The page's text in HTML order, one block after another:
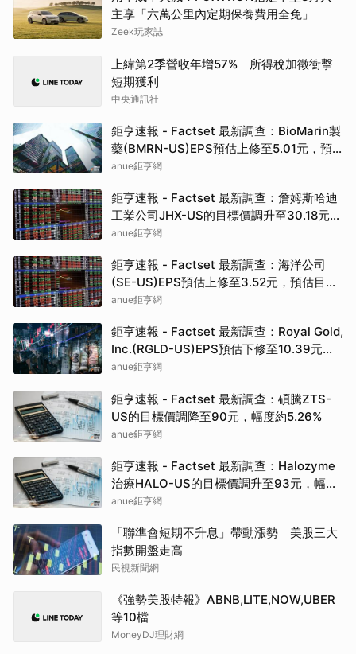
主享「六萬公里內定期保養費用全免」
Zeek玩家誌
上緯第2季營收年增57% 所得稅加徵衝擊
短期獲利
中央通訊社
鉅亨速報 - Factset 最新調查：BioMarin製
藥(BMRN-US)EPS預估上修至5.01元，預
估目標價為86.00元
anue鉅亨網
鉅亨速報 - Factset 最新調查：詹姆斯哈迪
工業公司JHX-US的目標價調升至30.18元，
幅度約3.65%
anue鉅亨網
鉅亨速報 - Factset 最新調查：海洋公司
(SE-US)EPS預估上修至3.52元，預估目標
價為142.50元
anue鉅亨網
鉅亨速報 - Factset 最新調查：Royal Gold,
Inc.(RGLD-US)EPS預估下修至10.39元，
預估目標價為307.50元
anue鉅亨網
鉅亨速報 - Factset 最新調查：碩騰ZTS-
US的目標價調降至90元，幅度約5.26%
anue鉅亨網
鉅亨速報 - Factset 最新調查：Halozyme
治療HALO-US的目標價調升至93元，幅度
約3.33%
anue鉅亨網
「聯準會短期不升息」帶動漲勢 美股三大
指數開盤走高
民視新聞網
《強勢美股特報》ABNB,LITE,NOW,UBER
等10檔
MoneyDJ理財網